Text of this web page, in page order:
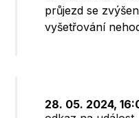
průjezd se
vyšetřování
28. 05. 2024,